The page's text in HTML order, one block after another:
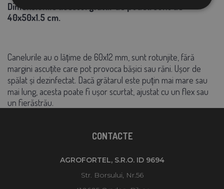
Dimensiunile acestui grătar de podea sunt de
40x50x1.5 cm.
Canelurile au o lățime de 60x12 mm, sunt rotunjite, fără
margini ascuțite care pot provoca bășici sau răni. Ușor de
spălat și dezinfectat. Dacă grătarul este puțin mai mare sau
mai lung, acesta poate fi ușor scurtat, ajustat cu un flex sau
un fierăstrău.
CONTACTE
AGROFORTEL, S.R.O. ID 9694
Str. Borsului, Nr.56